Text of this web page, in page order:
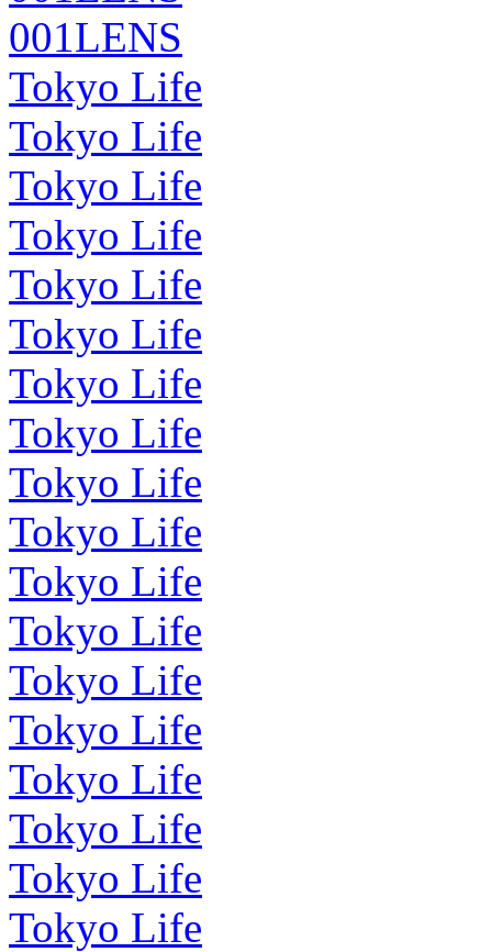
001LENS
Tokyo Life
Tokyo Life
Tokyo Life
Tokyo Life
Tokyo Life
Tokyo Life
Tokyo Life
Tokyo Life
Tokyo Life
Tokyo Life
Tokyo Life
Tokyo Life
Tokyo Life
Tokyo Life
Tokyo Life
Tokyo Life
Tokyo Life
Tokyo Life